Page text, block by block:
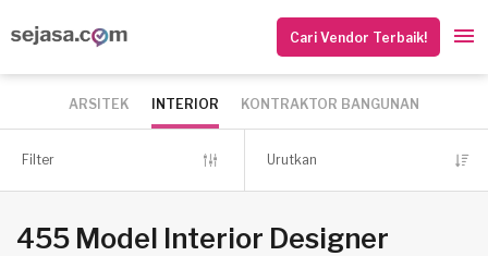
Cari Vendor Terbaik!
ARSITEK INTERIOR KONTRAKTOR BANGUNAN
Filter Urutkan
455 Model Interior Designer